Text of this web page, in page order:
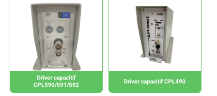
Driver capacitif
CPL590/591/592
Driver capacitif CPL490